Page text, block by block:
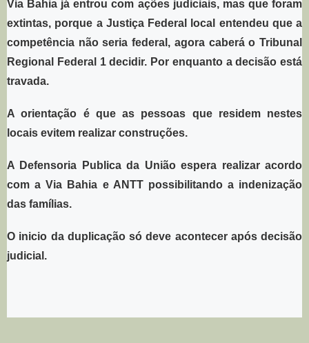
Via Bahia já entrou com ações judiciais, mas que foram
extintas, porque a Justiça Federal local entendeu que a
competência não seria federal, agora caberá o Tribunal
Regional Federal 1 decidir. Por enquanto a decisão está
travada.
A orientação é que as pessoas que residem nestes
locais evitem realizar construções.
A Defensoria Publica da União espera realizar acordo
com a Via Bahia e ANTT possibilitando a indenização
das famílias.
O inicio da duplicação só deve acontecer após decisão
judicial.